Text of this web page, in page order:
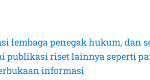
lembaga penegak hukum, dan
publikasi riset lainnya seperti
informasi